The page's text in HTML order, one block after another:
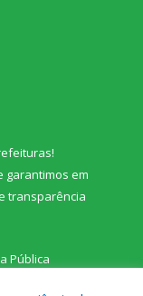
!
garantimos em
transparência
Pública